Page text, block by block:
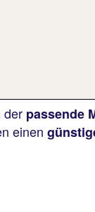
der passende
einen